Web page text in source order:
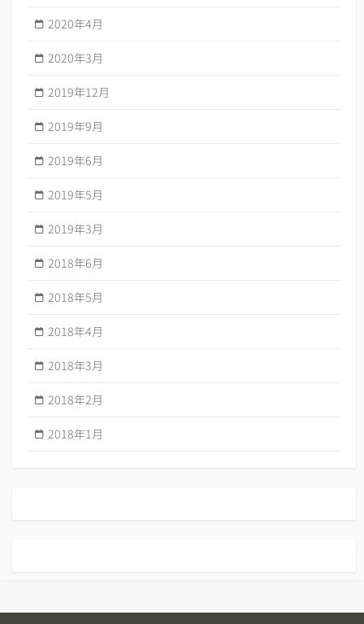
2020年4月
2020年3月
2019年12月
2019年9月
2019年6月
2019年5月
2019年3月
2018年6月
2018年5月
2018年4月
2018年3月
2018年2月
2018年1月